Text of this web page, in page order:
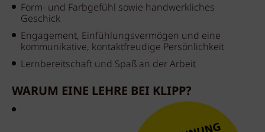
Form- und Farbgefühl sowie handwerkliches
Geschick
Engagement, Einfühlungsvermögen und eine
kommunikative, kontaktfreudige Persönlichkeit
Lernbereitschaft und Spaß an der Arbeit
WARUM EINE LEHRE BEI KLIPP?